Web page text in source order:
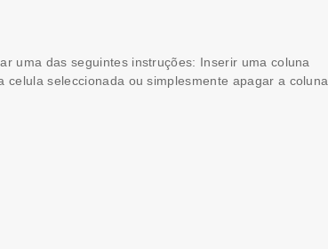
uma das seguintes instruções: Inserir uma coluna
seleccionada ou simplesmente apagar a coluna